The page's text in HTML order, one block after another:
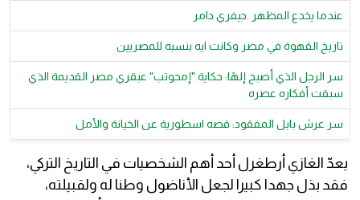
عندما يخدع المظهر .جيفري دامر
تاريخ القهوة في مصر وكانت ايه بنسبه للمصريين
سر الرجل الذي أصبح إلهًا: حكاية "إمحوتب" عبقري مصر القديمة الذي
سبقت أفكاره عصره
سر عرش بابل المفقود: قصه اسطورية عن الخيانة والأمل
يعدّ الغازي أرطغرل أحد أهم الشخصيات في التاريخ التركي،
فقد بذل جهدا كبيرا لجعل الأناضول وطنا له ولقبيلته،